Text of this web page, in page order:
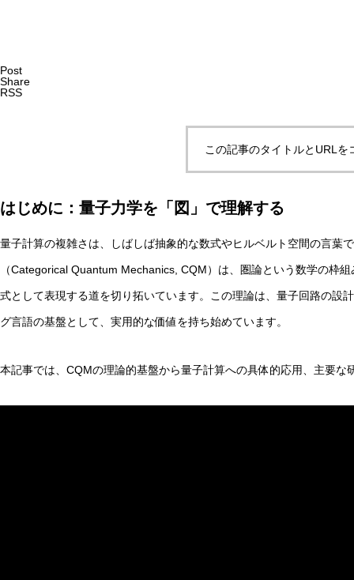
Post
Share
RSS
この記事のタイトルとURLを
はじめに：量子力学を「図」で理解する
量子計算の複雑さは、しばしば抽象的な数式やヒルベルト空間の言葉
（Categorical Quantum Mechanics, CQM）は、圏論という数学の枠
式として表現する道を切り拓いています。この理論は、量子回路の設
グ言語の基盤として、実用的な価値を持ち始めています。
本記事では、CQMの理論的基盤から量子計算への具体的応用、主要な